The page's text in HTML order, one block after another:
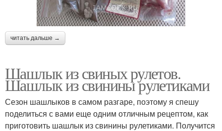
читать дальше →
Шашлык из свиных рулетов.
Шашлык из свинины рулетиками
Сезон шашлыков в самом разгаре, поэтому я спешу
поделиться с вами еще одним отличным рецептом, как
приготовить шашлык из свинины рулетиками. Получится